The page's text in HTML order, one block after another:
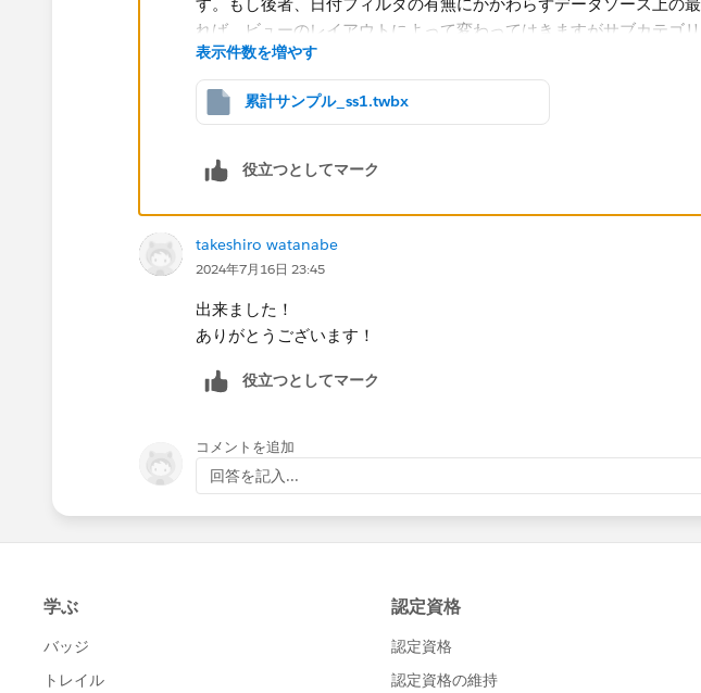
もし後者、日付フィルタの有無にかかわらずデータソース上の最終
日付を特定するステップを挟むので2つ以上の計算式を使用する場合
表示件数を増やす
累計サンプル_ss1.twbx
役立つとしてマーク
takeshiro watanabe
2024年7月16日 23:45
出来ました！
ありがとうございます！
役立つとしてマーク
コメントを追加
回答を記入...